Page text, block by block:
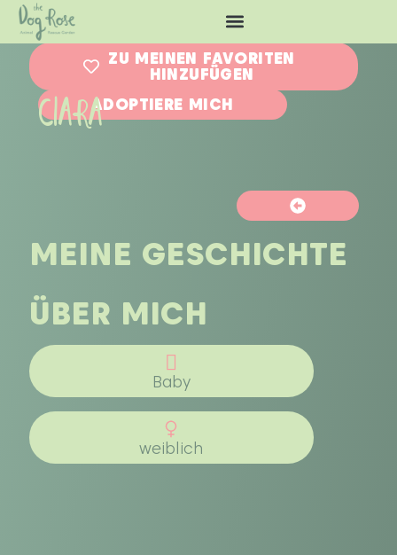
ZU MEINEN FAVORITEN
HINZUFÜGEN
ADOPTIERE MICH
CIARA
MEINE GESCHICHTE
ÜBER MICH
Baby
weiblich